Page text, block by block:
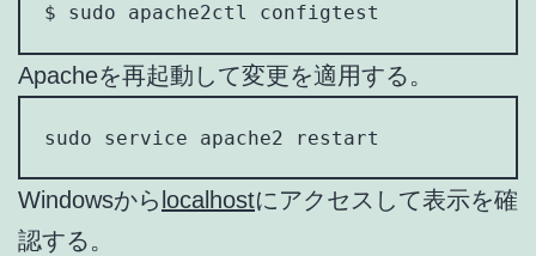
$ sudo apache2ctl configtest
Apacheを再起動して変更を適用する。
sudo service apache2 restart
Windowsから localhostにアクセスして表示を確
認する。